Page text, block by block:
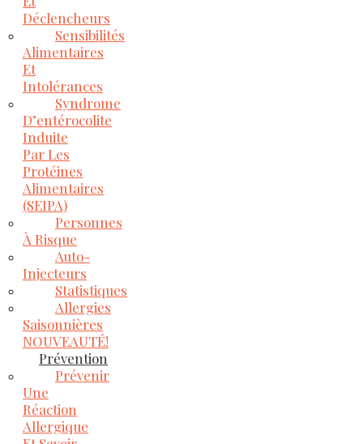
Déclencheurs
Sensibilités
Alimentaires
Et
Intolérances
Syndrome
D’entérocolite
Induite
Par Les
Protéines
Alimentaires
(SEIPA)
Personnes
À Risque
Auto-
Injecteurs
Statistiques
Allergies
Saisonnières
NOUVEAUTÉ!
Prévention
Prévenir
Une
Réaction
Allergique